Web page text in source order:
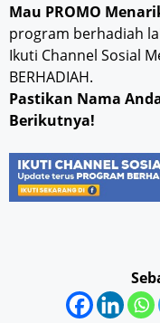
Mau PROMO
program berhadiah
Ikuti Channel Sosial
BERHADIAH.
Pastikan Nama
Berikutnya!